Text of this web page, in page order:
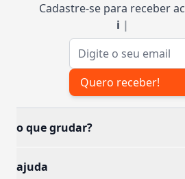
Cadastre-se para receber
ins
Endereço de e-mail
Quero receber!
o que grudar?
ajuda